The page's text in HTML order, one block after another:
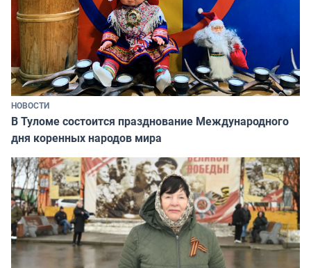
НОВОСТИ
В Туломе состоится празднование Международного
дня коренных народов мира